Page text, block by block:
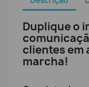
Duplique o
clientes em
marcha!